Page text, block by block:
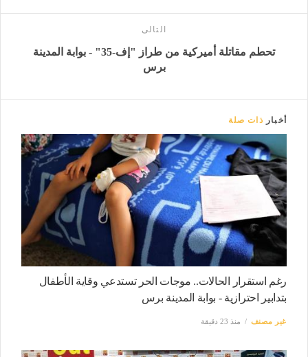
التالى
تحطم مقاتلة أميركية من طراز "إف-35" - بوابة المدينة
برس
أخبار ذات صلة
رغم استقرار الحالات.. موجات الحر تستدعي وقاية الأطفال
بتدابير احترازية - بوابة المدينة برس
غير مصنف منذ 23 دقيقة